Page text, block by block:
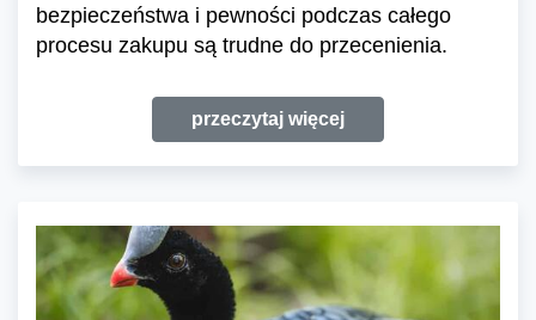
bezpieczeństwa i pewności podczas całego
procesu zakupu są trudne do przecenienia.
przeczytaj więcej